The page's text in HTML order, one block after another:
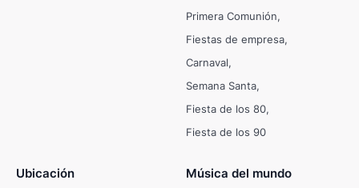
Primera Comunión
Fiestas de empresa
Carnaval
Semana Santa
Fiesta de los 80
Fiesta de los 90
Ubicación Música del mundo